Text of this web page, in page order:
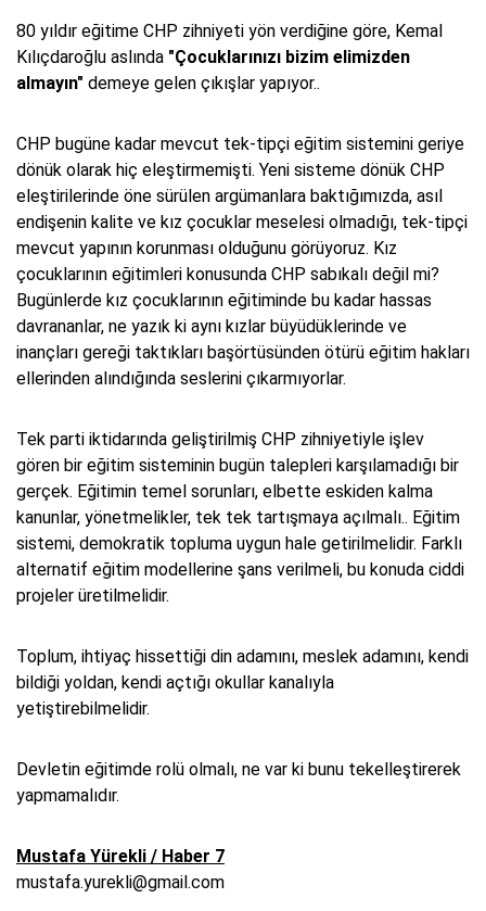
80 yıldır eğitime CHP zihniyeti yön verdiğine göre, Kemal
Kılıçdaroğlu aslında "Çocuklarınızı bizim elimizden
almayın" demeye gelen çıkışlar yapıyor..
CHP bugüne kadar mevcut tek-tipçi eğitim sistemini geriye
dönük olarak hiç eleştirmemişti. Yeni sisteme dönük CHP
eleştirilerinde öne sürülen argümanlara baktığımızda, asıl
endişenin kalite ve kız çocuklar meselesi olmadığı, tek-tipçi
mevcut yapının korunması olduğunu görüyoruz. Kız
çocuklarının eğitimleri konusunda CHP sabıkalı değil mi?
Bugünlerde kız çocuklarının eğitiminde bu kadar hassas
davrananlar, ne yazık ki aynı kızlar büyüdüklerinde ve
inançları gereği taktıkları başörtüsünden ötürü eğitim hakları
ellerinden alındığında seslerini çıkarmıyorlar.
Tek parti iktidarında geliştirilmiş CHP zihniyetiyle işlev
gören bir eğitim sisteminin bugün talepleri karşılamadığı bir
gerçek. Eğitimin temel sorunları, elbette eskiden kalma
kanunlar, yönetmelikler, tek tek tartışmaya açılmalı.. Eğitim
sistemi, demokratik topluma uygun hale getirilmelidir. Farklı
alternatif eğitim modellerine şans verilmeli, bu konuda ciddi
projeler üretilmelidir.
Toplum, ihtiyaç hissettiği din adamını, meslek adamını, kendi
bildiği yoldan, kendi açtığı okullar kanalıyla
yetiştirebilmelidir.
Devletin eğitimde rolü olmalı, ne var ki bunu tekelleştirerek
yapmamalıdır.
Mustafa Yürekli / Haber 7
mustafa.yurekli@gmail.com